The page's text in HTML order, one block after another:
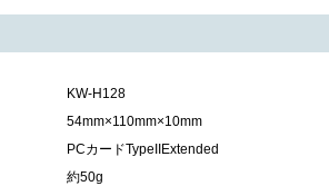
KW-H128
54mm×110mm×10mm
PCカードTypeIIExtended
約50g